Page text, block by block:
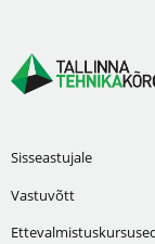
Sisseastujale
Vastuvõtt